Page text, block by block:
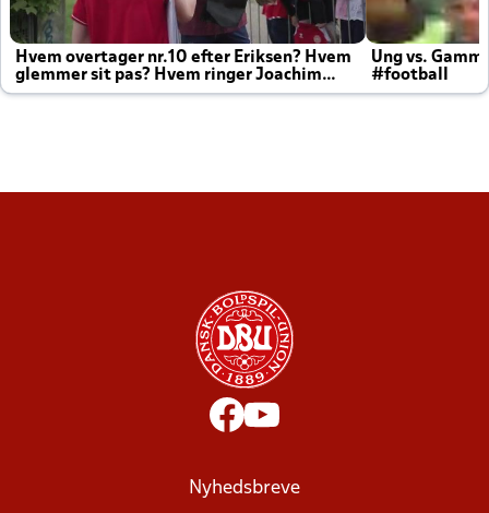
Hvem overtager nr.10 efter Eriksen? Hvem
glemmer sit pas? Hvem ringer Joachim
altid til efter kampe?
Ung vs.
#football
Nyhedsbreve